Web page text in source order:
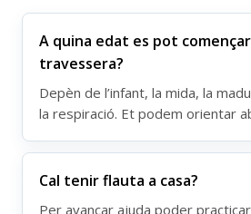
A quina edat es pot
travessera?
Depèn de l’infant, la mida, la
la respiració. Et podem orientar
Cal tenir flauta a casa?
Per avançar ajuda poder